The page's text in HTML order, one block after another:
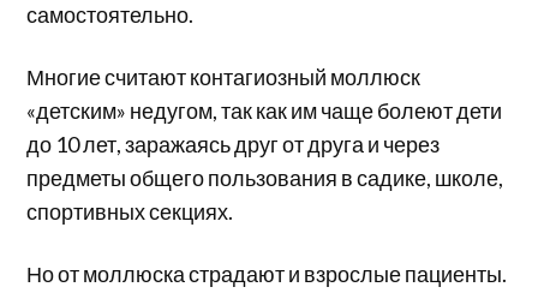
самостоятельно.
Многие считают контагиозный моллюск
«детским» недугом, так как им чаще болеют дети
до 10 лет, заражаясь друг от друга и через
предметы общего пользования в садике, школе,
спортивных секциях.
Но от моллюска страдают и взрослые пациенты.